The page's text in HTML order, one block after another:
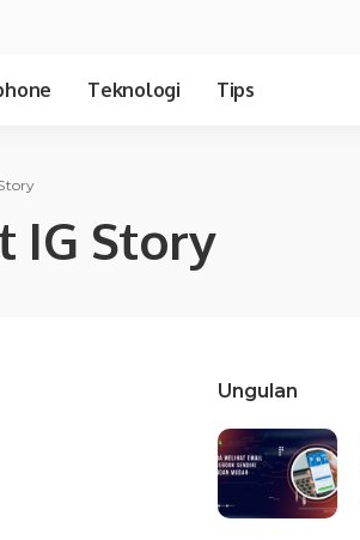
Teknologi Tips
IG Story
Ungulan